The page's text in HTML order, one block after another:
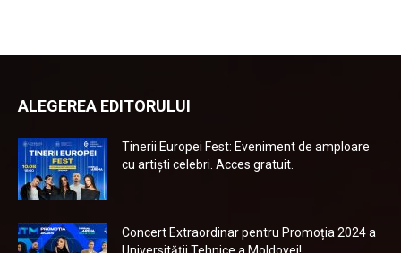
ALEGEREA EDITORULUI
Tinerii Europei Fest: Eveniment de amploare
cu artiști celebri. Acces gratuit.
Concert Extraordinar pentru Promoția 2024 a